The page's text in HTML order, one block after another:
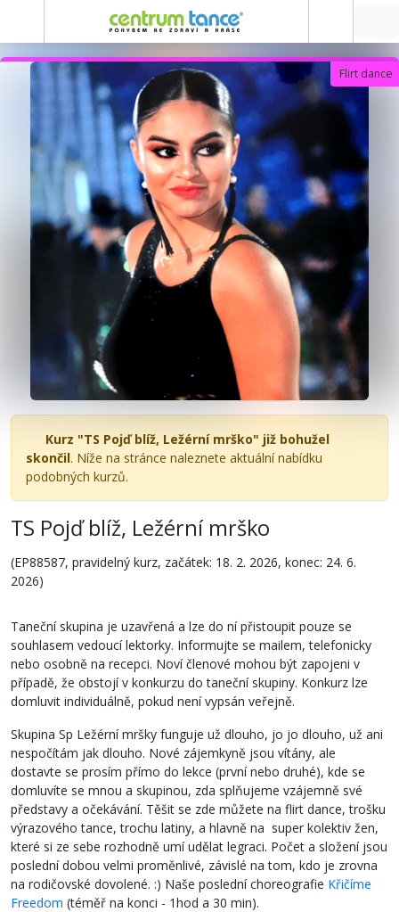
Flirt dance
Kurz "TS Pojď blíž, Ležérní mrško" již bohužel
skončil. Níže na stránce naleznete aktuální nabídku
podobných kurzů.
TS Pojď blíž, Ležérní mrško
(EP88587, pravidelný kurz, začátek: 18. 2. 2026, konec: 24. 6.
2026)
Taneční skupina je uzavřená a lze do ní přistoupit pouze se
souhlasem vedoucí lektorky. Informujte se mailem, telefonicky
nebo osobně na recepci. Noví členové mohou být zapojeni v
případě, že obstojí v konkurzu do taneční skupiny. Konkurz lze
domluvit individuálně, pokud není vypsán veřejně.
Skupina Sp Ležérní mršky funguje už dlouho, jo jo dlouho, už ani
nespočítám jak dlouho. Nové zájemkyně jsou vítány, ale
dostavte se prosím přímo do lekce (první nebo druhé), kde se
domluvíte se mnou a skupinou, zda splňujeme vzájemně své
představy a očekávání. Těšit se zde můžete na flirt dance, trošku
výrazového tance, trochu latiny, a hlavně na super kolektiv žen,
které si ze sebe rozhodně umí udělat legraci. Počet a složení jsou
poslední dobou velmi proměnlivé, závislé na tom, kdo je zrovna
na rodičovské dovolené. :) Naše poslední choreografie Křičíme
Freedom (téměř na konci - 1hod a 30 min).